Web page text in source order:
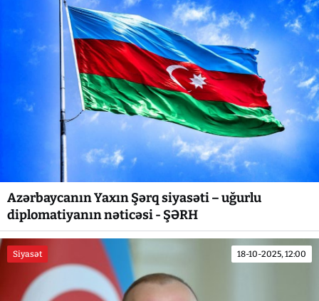
Azərbaycanın Yaxın Şərq siyasəti – uğurlu
diplomatiyanın nəticəsi - ŞƏRH
Siyasət 18-10-2025, 12:00